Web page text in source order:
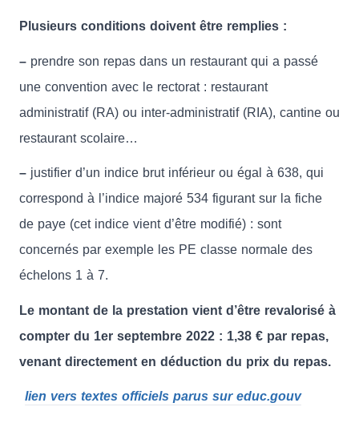
Plusieurs conditions doivent être remplies :
– prendre son repas dans un restaurant qui a passé
une convention avec le rectorat : restaurant
administratif (RA) ou inter-administratif (RIA), cantine ou
restaurant scolaire…
– justifier d’un indice brut inférieur ou égal à 638, qui
correspond à l’indice majoré 534 figurant sur la fiche
de paye (cet indice vient d’être modifié) : sont
concernés par exemple les PE classe normale des
échelons 1 à 7.
Le montant de la prestation vient d’être revalorisé à
compter du 1er septembre 2022 : 1,38 € par repas,
venant directement en déduction du prix du repas.
lien vers textes officiels parus sur educ.gouv